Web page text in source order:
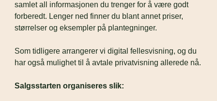
samlet all informasjonen du trenger for å være godt
forberedt. Lenger ned finner du blant annet priser,
størrelser og eksempler på plantegninger.
Som tidligere arrangerer vi digital fellesvisning, og du
Salgsstarten organiseres slik: